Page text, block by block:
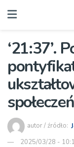
‘21:37’.
autor / źródło:
2025/03/28 -